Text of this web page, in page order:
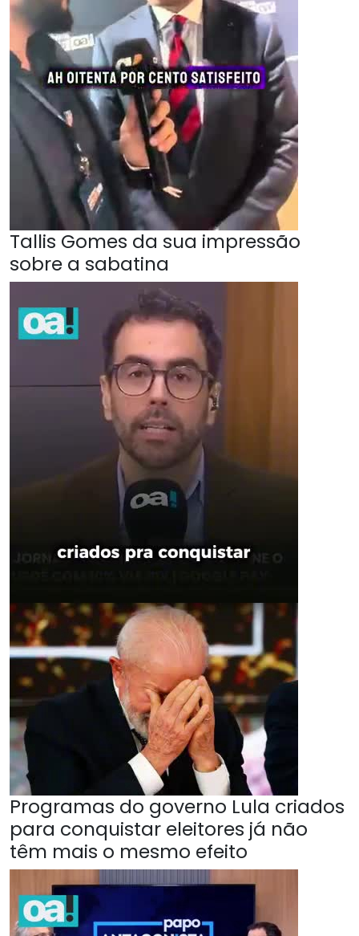
Tallis Gomes da sua impressão
sobre a sabatina
Programas do governo Lula criados
para conquistar eleitores já não
têm mais o mesmo efeito